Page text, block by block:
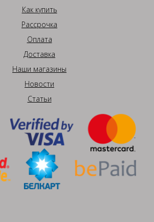
Как купить
Рассрочка
Оплата
Доставка
Наши магазины
Новости
Статьи